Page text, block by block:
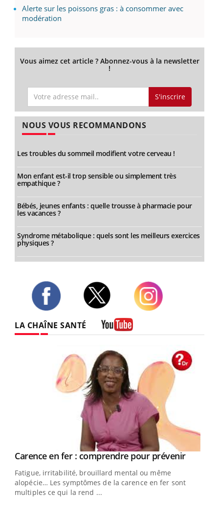
Alerte sur les poissons gras : à consommer avec
modération
Vous aimez cet article ? Abonnez-vous à la newsletter
!
S'inscrire
NOUS VOUS RECOMMANDONS
Les troubles du sommeil modifient votre cerveau !
Mon enfant est-il trop sensible ou simplement très
empathique ?
Bébés, jeunes enfants : quelle trousse à pharmacie pour
les vacances ?
Syndrome métabolique : quels sont les meilleurs exercices
physiques ?
LA CHAÎNE SANTÉ
Youtube
Carence en fer : comprendre pour prévenirYoutube
Fatigue, irritabilité, brouillard mental ou même
alopécie… Les symptômes de la carence en fer sont
multiples ce qui la rend ...